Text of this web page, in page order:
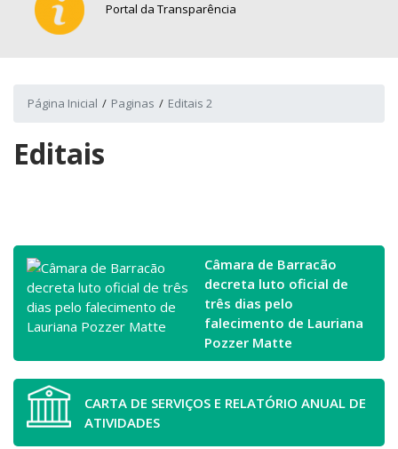
Portal da Transparência
Página Inicial Paginas Editais 2
Editais
Câmara de Barracão
decreta luto oficial de
três dias pelo
falecimento de Lauriana
Pozzer Matte
CARTA DE SERVIÇOS E RELATÓRIO ANUAL DE
ATIVIDADES